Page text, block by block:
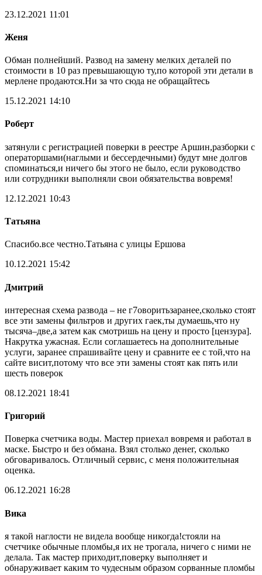
23.12.2021 11:01
Женя
Обман полнейший. Развод на замену мелких деталей по
стоимости в 10 раз превышающую ту,по которой эти детали в
мерлене продаются.Ни за что сюда не обращайтесь
15.12.2021 14:10
Роберт
затянули с регистрацией поверки в реестре Аршин,разборки с
операторшами(наглыми и бессердечными) будут мне долгов
споминаться,и ничего бы этого не было, если руководство
или сотрудники выполняли свои обязательства вовремя!
12.12.2021 10:43
Татьяна
Спасибо.все честно.Татьяна с улицы Ершова
10.12.2021 15:42
Дмитрий
интересная схема развода – не г7оворитьзаранее,сколько стоят
все эти замены фильтров и других гаек,ты думаешь,что ну
тысяча–две,а затем как смотришь на цену и просто [цензура].
Накрутка ужасная. Если соглашаетесь на дополнительные
услуги, заранее спрашивайте цену и сравните ее с той,что на
сайте висит,потому что все эти замены стоят как пять или
шесть поверок
08.12.2021 18:41
Григорий
Поверка счетчика воды. Мастер приехал вовремя и работал в
маске. Быстро и без обмана. Взял столько денег, сколько
обговаривалось. Отличный сервис, с меня положительная
оценка.
06.12.2021 16:28
Вика
я такой наглости не видела вообще никогда!стояли на
счетчике обычные пломбы,я их не трогала, ничего с ними не
делала. Так мастер приходит,поверку выполняет и
обнаруживает каким то чудесным образом сорванные пломбы